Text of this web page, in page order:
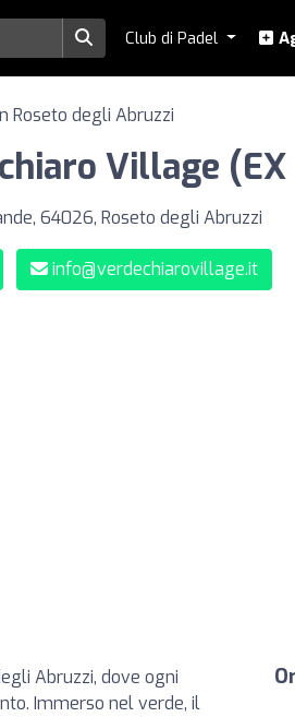
Club di Padel
Roseto degli Abruzzi
Village
64026, Roseto degli Abruzzi
info@verdechiarovillage.it
Abruzzi, dove ogni
Immerso nel verde, il